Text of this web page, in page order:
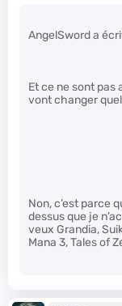
AngelSword a
Et ce ne sont pas
vont changer
Non, c’est parce
dessus que je
veux Grandia,
Mana 3, Tales of